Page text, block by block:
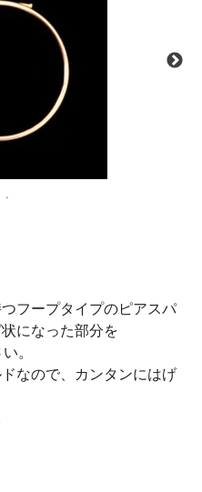
フープタイプのピアスパ
になった部分を
。
なので、カンタンにはげ